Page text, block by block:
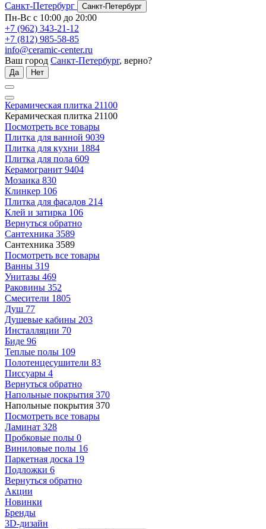
Санкт-Петербург
Санкт-Петербург
Пн-Вс с 10:00 до 20:00
+7 (962) 343-21-12
+7 (812) 985-58-85
info@ceramic-center.ru
Ваш город Санкт-Петербург, верно?
Да Нет
Керамическая плитка 21100
Керамическая плитка 21100
Посмотреть все товары
Плитка для ванной 9039
Плитка для кухни 1884
Плитка для пола 609
Керамогранит 9404
Мозаика 830
Клинкер 106
Плитка для фасадов 214
Клей и затирка 106
Вернуться обратно
Сантехника 3589
Сантехника 3589
Посмотреть все товары
Ванны 319
Унитазы 469
Раковины 352
Смесители 1805
Душ 77
Душевые кабины 203
Инсталляции 70
Биде 96
Теплые полы 109
Полотенцесушители 83
Писсуары 4
Вернуться обратно
Напольные покрытия 370
Напольные покрытия 370
Посмотреть все товары
Ламинат 328
Пробковые полы 0
Виниловые полы 16
Паркетная доска 19
Подложки 6
Вернуться обратно
Акции
Новинки
Бренды
3D-дизайн